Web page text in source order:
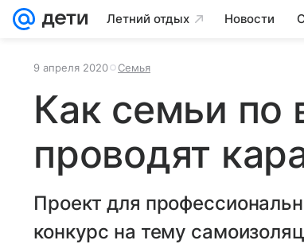
Летний отдых Новости
9 апреля 2020 Семья
Как семьи по
проводят
Проект для
конкурс на тему